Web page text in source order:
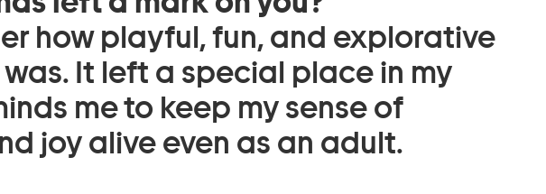
how playful, fun, and explorative
It left a special place in my
me to keep my sense of
joy alive even as an adult.